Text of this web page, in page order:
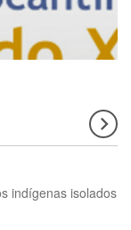
indígenas isolados